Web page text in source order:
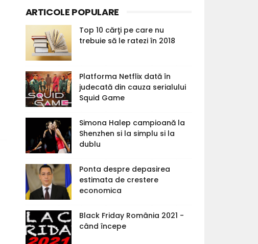
ARTICOLE POPULARE
Top 10 cărţi pe care nu
trebuie să le ratezi în 2018
Platforma Netflix dată în
judecată din cauza serialului
Squid Game
Simona Halep campioană la
Shenzhen si la simplu si la
dublu
Ponta despre depasirea
estimata de crestere
economica
Black Friday România 2021 -
când începe